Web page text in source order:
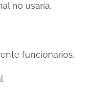
no usaría.
funcionarios.